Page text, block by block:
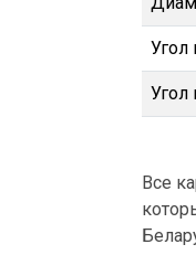
Угол
Угол
Все